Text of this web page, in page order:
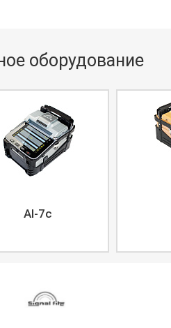
оборудование
AI-7c